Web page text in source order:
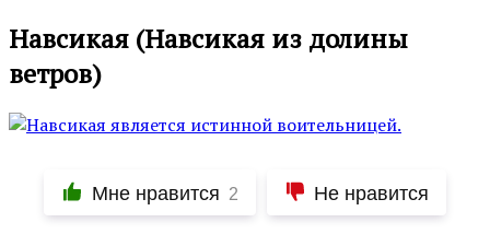
Навсикая (Навсикая из долины
ветров)
Мне нравится 2 Не нравится